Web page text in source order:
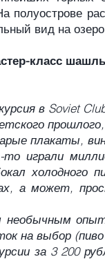
полуострове
вид на
класс
в Soviet
плакаты,
играли
холодного
а может,
необычным
на выбор
за 3 200